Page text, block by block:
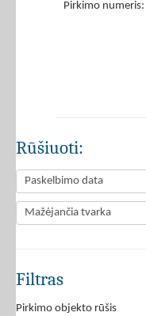
Pirkimo numeris:
Rūšiuoti:
Filtras
Pirkimo objekto rūšis